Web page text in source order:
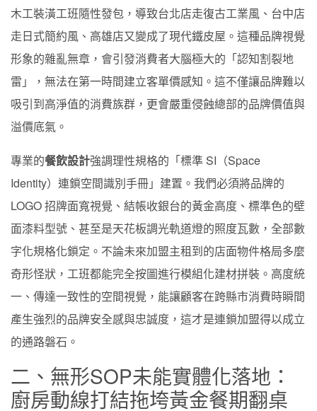
木工裝潢工班隨性發包，導致台北店走復古工業風、台中店
走日式簡約風、高雄店又變成了現代鐵皮屋。這種品牌視覺
形象的雜亂無章，會引發消費者大腦極大的「認知割裂地
雷」，無法在第一時間建立客單價感知。這不僅讓品牌難以
吸引到高淨值的消費族群，更會嚴重侵蝕總部的品牌價值與
溢價底氣。
專業的餐飲設計強調理性規格的「標準 SI（Space
Identity）連鎖空間識別手冊」建置。我們必須將品牌的
LOGO 招牌面寬視覺、結帳收銀台的黃金高度、標準色的壁
面漆料型號、甚至是天花板調光軌道燈的照度瓦數，全部數
字化規格化鎖定。不論未來加盟主租到的店面物件格局多麼
奇形怪狀，工班都能完全按圖進行模組化建材拼裝。高度統
一、傳達一致性的空間視覺，能讓顧客在跨縣市消費時瞬間
產生強烈的品牌安全感與忠誠度，這才是連鎖加盟得以成立
的通路磐石。
二、無形SOP未能實體化落地：
廚房動線打結拖垮黃金餐期翻桌